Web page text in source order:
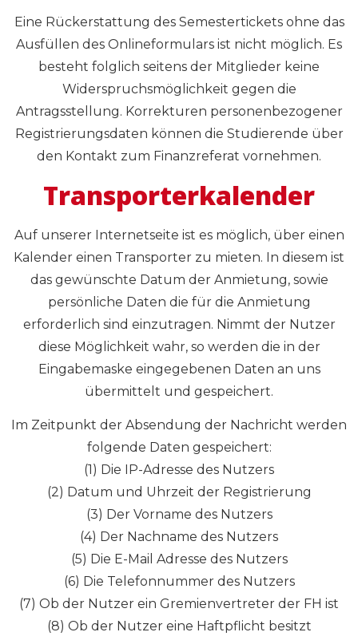
Eine Rückerstattung des Semestertickets ohne das
Ausfüllen des Onlineformulars ist nicht möglich. Es
besteht folglich seitens der Mitglieder keine
Widerspruchsmöglichkeit gegen die
Antragsstellung. Korrekturen personenbezogener
Registrierungsdaten können die Studierende über
den Kontakt zum Finanzreferat vornehmen.
Transporterkalender
Auf unserer Internetseite ist es möglich, über einen
Kalender einen Transporter zu mieten. In diesem ist
das gewünschte Datum der Anmietung, sowie
persönliche Daten die für die Anmietung
erforderlich sind einzutragen. Nimmt der Nutzer
diese Möglichkeit wahr, so werden die in der
Eingabemaske eingegebenen Daten an uns
übermittelt und gespeichert.
Im Zeitpunkt der Absendung der Nachricht werden
folgende Daten gespeichert:
(1) Die IP-Adresse des Nutzers
(2) Datum und Uhrzeit der Registrierung
(3) Der Vorname des Nutzers
(4) Der Nachname des Nutzers
(5) Die E-Mail Adresse des Nutzers
(6) Die Telefonnummer des Nutzers
(7) Ob der Nutzer ein Gremienvertreter der FH ist
(8) Ob der Nutzer eine Haftpflicht besitzt